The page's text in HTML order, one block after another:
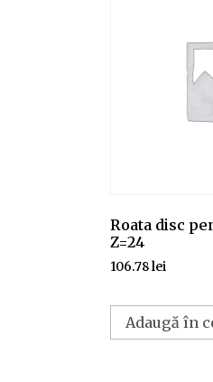
Roata disc
Z=24
106.78lei
Adaugă în